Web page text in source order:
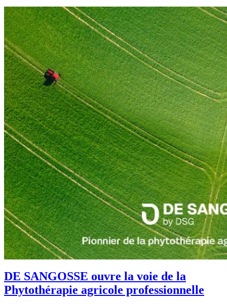
DE SANGOSSE ouvre la voie de la
Phytothérapie agricole professionnelle